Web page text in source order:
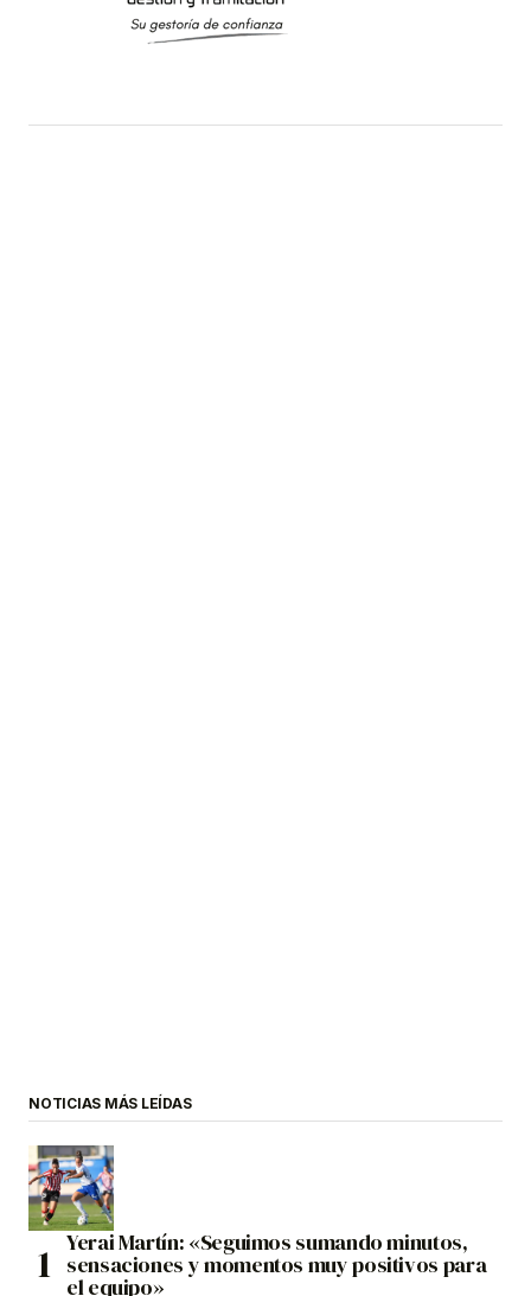
NOTICIAS MÁS LEÍDAS
Yerai Martín: «Seguimos sumando minutos,
sensaciones y momentos muy positivos para
el equipo»